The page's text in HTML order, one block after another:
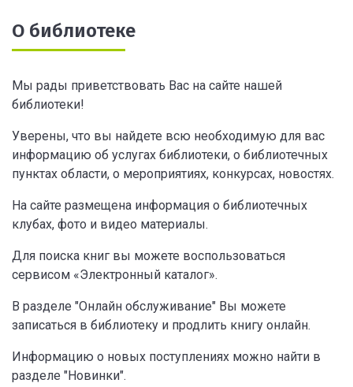
О библиотеке
Мы рады приветствовать Вас на сайте нашей
библиотеки!
Уверены, что вы найдете всю необходимую для вас
информацию об услугах библиотеки, о библиотечных
пунктах области, о мероприятиях, конкурсах, новостях.
На сайте размещена информация о библиотечных
клубах, фото и видео материалы.
Для поиска книг вы можете воспользоваться
сервисом «Электронный каталог».
В разделе "Онлайн обслуживание" Вы можете
записаться в библиотеку и продлить книгу онлайн.
Информацию о новых поступлениях можно найти в
разделе "Новинки".